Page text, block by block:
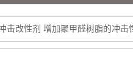
击改性剂 增加聚甲醛树脂的冲击